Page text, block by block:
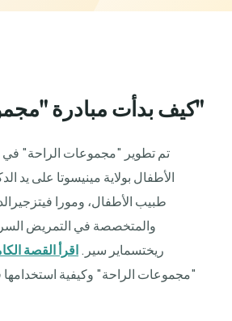
كيف بدأت مبادرة "مجموعات الراحة"
تم تطوير "مجموعات الراحة"
الأطفال بولاية مينيسوتا على يد
طبيب الأطفال، ومورا
والمتخصصة في التمريض
ريختسماير سير. اقرأ القصة
"مجموعات الراحة" وكيفية استخدامها